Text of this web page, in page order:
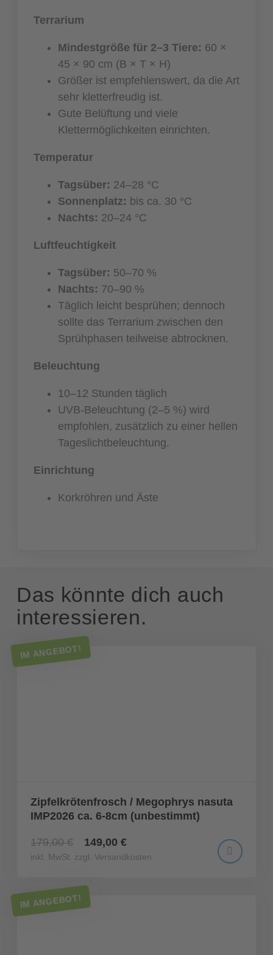
Terrarium
Mindestgröße für 2–3 Tiere: 60 ×
45 × 90 cm (B × T × H)
Größer ist empfehlenswert, da die Art
sehr kletterfreudig ist.
Gute Belüftung und viele
Klettermöglichkeiten einrichten.
Temperatur
Tagsüber: 24–28 °C
Sonnenplatz: bis ca. 30 °C
Nachts: 20–24 °C
Luftfeuchtigkeit
Tagsüber: 50–70 %
Nachts: 70–90 %
Täglich leicht besprühen; dennoch
sollte das Terrarium zwischen den
Sprühphasen teilweise abtrocknen.
Beleuchtung
10–12 Stunden täglich
UVB-Beleuchtung (2–5 %) wird
empfohlen, zusätzlich zu einer hellen
Tageslichtbeleuchtung.
Einrichtung
Korkröhren und Äste
Das könnte dich auch
interessieren.
Zipfelkrötenfrosch / Megophrys nasuta
IMP2026 ca. 6-8cm (unbestimmt)
179,00 € 149,00 €
inkl. MwSt. zzgl. Versandkosten
IM ANGEBOT!
IM ANGEBOT!